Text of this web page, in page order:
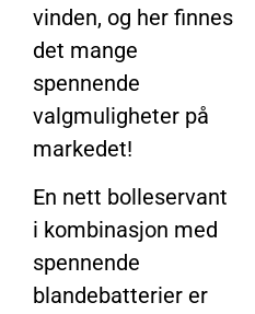
vinden, og her finnes
det mange
spennende
valgmuligheter på
markedet!
En nett bolleservant
i kombinasjon med
spennende
blandebatterier er